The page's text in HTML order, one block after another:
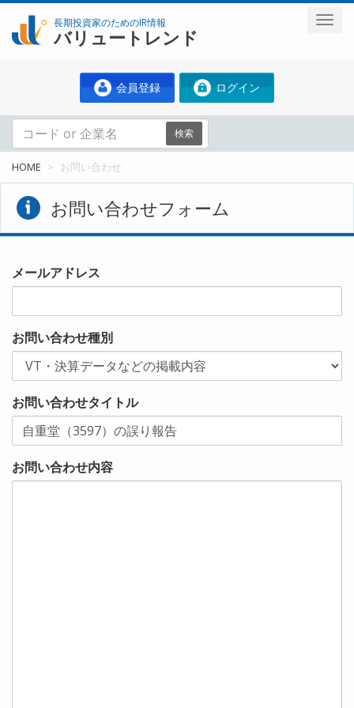
長期投資家のためのIR情報
バリュートレンド
会員登録 ログイン
検索
HOME お問い合わせ
お問い合わせフォーム
メールアドレス
お問い合わせ種別
お問い合わせタイトル
お問い合わせ内容